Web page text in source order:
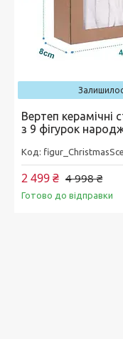
Вертеп керамічні
з 9 фігурок
4 998 ₴
2 499 ₴
Готово до відправки